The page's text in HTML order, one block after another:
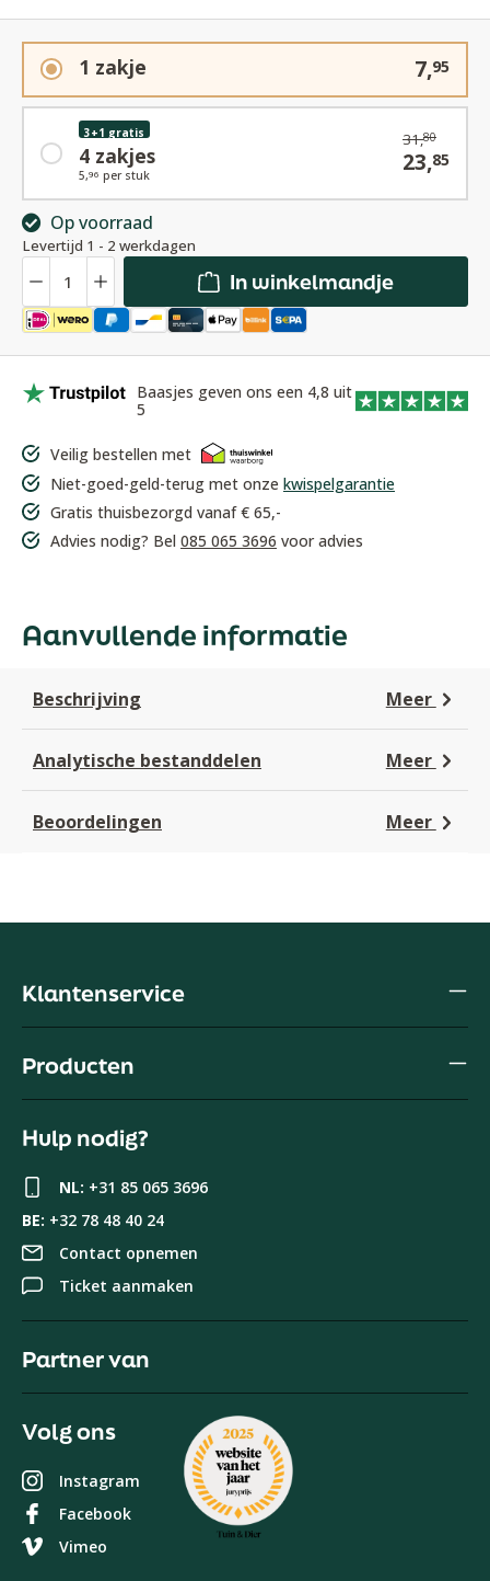
Op voorraad
Levertijd 1 - 2 werkdagen
1 zakje 7,95
3+1 gratis
4 zakjes
5,96 per stuk
31,80
23,85
In winkelmandje
Baasjes geven ons een 4,8 uit
5
Veilig bestellen met
Niet-goed-geld-terug met onze kwispelgarantie
Gratis thuisbezorgd vanaf € 65,-
Advies nodig? Bel 085 065 3696 voor advies
Aanvullende informatie
Beschrijving Meer
Analytische bestanddelen Meer
Beoordelingen Meer
Volg ons
Instagram
Facebook
Vimeo
Klantenservice
Producten
Hulp nodig?
NL: +31 85 065 3696
BE: +32 78 48 40 24
Contact opnemen
Ticket aanmaken
Partner van